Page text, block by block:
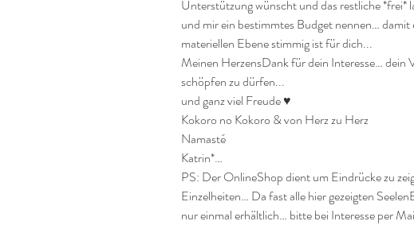
Unterstützung wünscht und das restliche *frei*
und mir ein bestimmtes Budget nennen… damit
materiellen Ebene stimmig ist für dich...
Meinen HerzensDank für dein Interesse… dein
schöpfen zu dürfen...
und ganz viel Freude ♥
Kokoro no Kokoro & von Herz zu Herz
Namasté
Katrin*…
PS: Der OnlineShop dient um Eindrücke zu
Einzelheiten… Da fast alle hier gezeigten
nur einmal erhältlich… bitte bei Interesse per